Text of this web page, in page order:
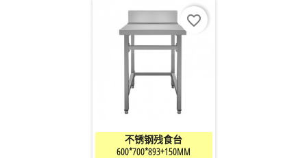
快速查看
不锈钢残食台
600*700*893+150MM
favorite_border